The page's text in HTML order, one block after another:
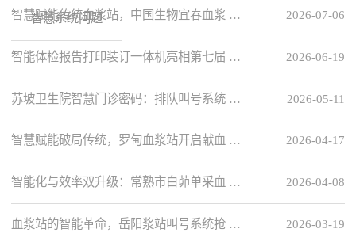
智慧系统问题 2026-07-06
智慧赋能传统血浆站，中国生物宜春血浆 …
2026-06-19
智能体检报告打印装订一体机亮相第七届 …
2026-05-11
苏坡卫生院智慧门诊密码：排队叫号系统 …
2026-04-17
智慧赋能破局传统，罗甸血浆站开启献血 …
2026-04-08
智能化与效率双升级：常熟市白茆单采血 …
2026-03-19
血浆站的智能革命，岳阳浆站叫号系统抢 …